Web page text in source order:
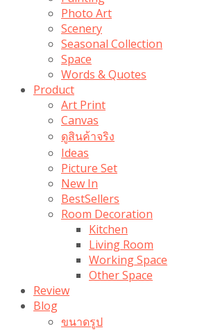
Photo Art
Scenery
Seasonal Collection
Space
Words & Quotes
Product
Art Print
Canvas
ดูสินค้าจริง
Ideas
Picture Set
New In
BestSellers
Room Decoration
Kitchen
Living Room
Working Space
Other Space
Review
Blog
ขนาดรูป